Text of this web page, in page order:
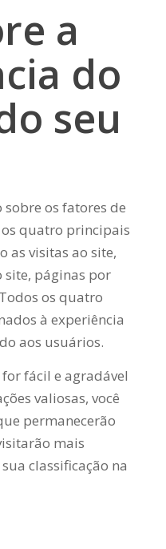
a
do
seu
os fatores de
quatro principais
as visitas ao site,
site, páginas por
os quatro
à experiência
aos usuários.
fácil e agradável
valiosas, você
permanecerão
mais
classificação na